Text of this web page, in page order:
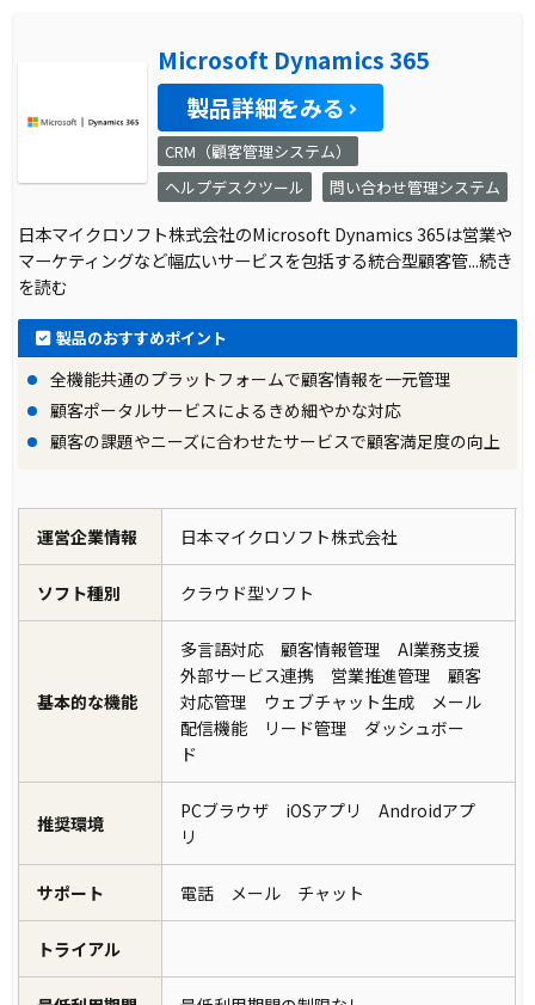
Microsoft Dynamics 365
製品詳細をみる
CRM（顧客管理システム）
ヘルプデスクツール
問い合わせ管理システム
日本マイクロソフト株式会社のMicrosoft Dynamics 365は営業や
マーケティングなど幅広いサービスを包括する統合型顧客管...続き
を読む
製品のおすすめポイント
全機能共通のプラットフォームで顧客情報を一元管理
顧客ポータルサービスによるきめ細やかな対応
顧客の課題やニーズに合わせたサービスで顧客満足度の向上
運営企業情報 日本マイクロソフト株式会社
ソフト種別 クラウド型ソフト
基本的な機能
多言語対応 顧客情報管理 AI業務支援
外部サービス連携 営業推進管理 顧客
対応管理 ウェブチャット生成 メール
配信機能 リード管理 ダッシュボー
ド
推奨環境
PCブラウザ iOSアプリ Androidアプ
リ
サポート 電話 メール チャット
トライアル